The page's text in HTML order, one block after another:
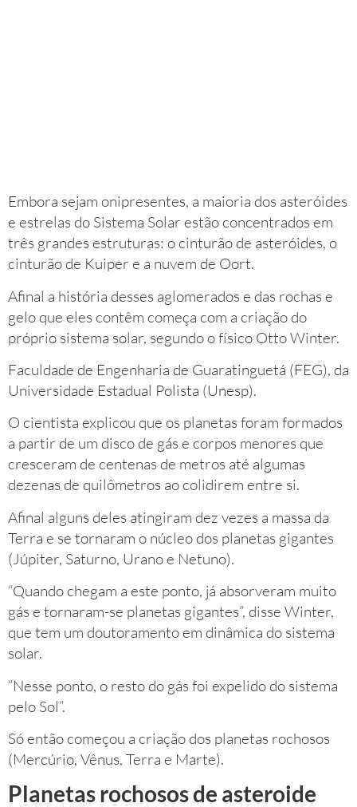
Embora sejam onipresentes, a maioria dos asteróides
e estrelas do Sistema Solar estão concentrados em
três grandes estruturas: o cinturão de asteróides, o
cinturão de Kuiper e a nuvem de Oort.
Afinal a história desses aglomerados e das rochas e
gelo que eles contêm começa com a criação do
próprio sistema solar, segundo o físico Otto Winter.
Faculdade de Engenharia de Guaratinguetá (FEG), da
Universidade Estadual Polista (Unesp).
O cientista explicou que os planetas foram formados
a partir de um disco de gás e corpos menores que
cresceram de centenas de metros até algumas
dezenas de quilômetros ao colidirem entre si.
Afinal alguns deles atingiram dez vezes a massa da
Terra e se tornaram o núcleo dos planetas gigantes
(Júpiter, Saturno, Urano e Netuno).
“Quando chegam a este ponto, já absorveram muito
gás e tornaram-se planetas gigantes”, disse Winter,
que tem um doutoramento em dinâmica do sistema
solar.
“Nesse ponto, o resto do gás foi expelido do sistema
pelo Sol”.
Só então começou a criação dos planetas rochosos
(Mercúrio, Vênus, Terra e Marte).
Planetas rochosos de asteroide